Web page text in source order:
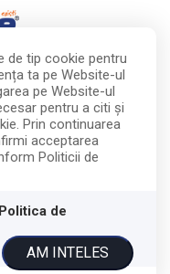
de tip cookie pentru
ta pe Website-ul
pe Website-ul
pentru a citi și
Prin continuarea
acceptarea
Politicii de
Politica de
AM INTELES
Central
este activ !
2
ultracentral
EXCLUSIVITATE RETRAS